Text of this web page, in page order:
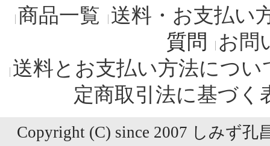
商品一覧 送料・お支払い
質問
お問
送料とお支払い方法につい
定商取引法に基づく
Copyright (C) since 2007 しみず